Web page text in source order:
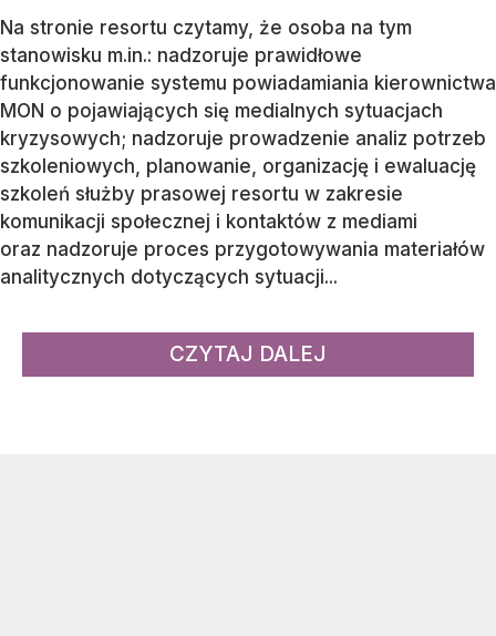
Na stronie resortu czytamy, że osoba na tym
stanowisku m.in.: nadzoruje prawidłowe
funkcjonowanie systemu powiadamiania kierownictwa
MON o pojawiających się medialnych sytuacjach
kryzysowych; nadzoruje prowadzenie analiz potrzeb
szkoleniowych, planowanie, organizację i ewaluację
szkoleń służby prasowej resortu w zakresie
komunikacji społecznej i kontaktów z mediami
oraz nadzoruje proces przygotowywania materiałów
analitycznych dotyczących sytuacji...
CZYTAJ DALEJ